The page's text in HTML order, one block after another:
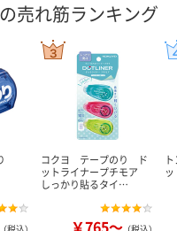
売れ筋ランキング
コクヨ テープのり ド
ットライナープチモア
しっかり貼るタイ…
￥765～